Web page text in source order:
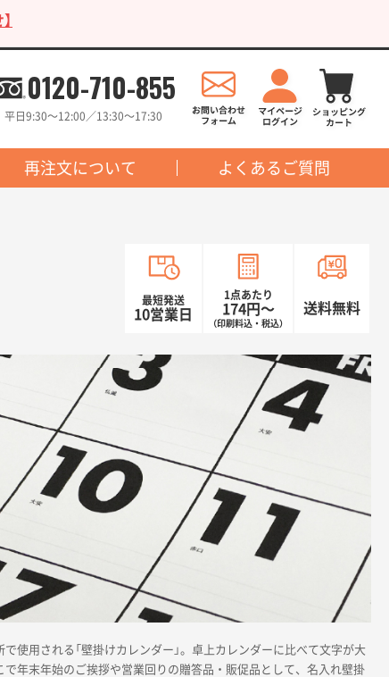
0120-710-855
平日9:30〜12:00／13:30〜17:30
再注文について よくあるご質問
最短発送
10営業日
1点あたり
174円〜
（印刷料込・税込）
送料無料
使用される「壁掛けカレンダー」。卓上カレンダーに比べて文字が大
年末年始のご挨拶や営業回りの贈答品・販促品として、名入れ壁掛